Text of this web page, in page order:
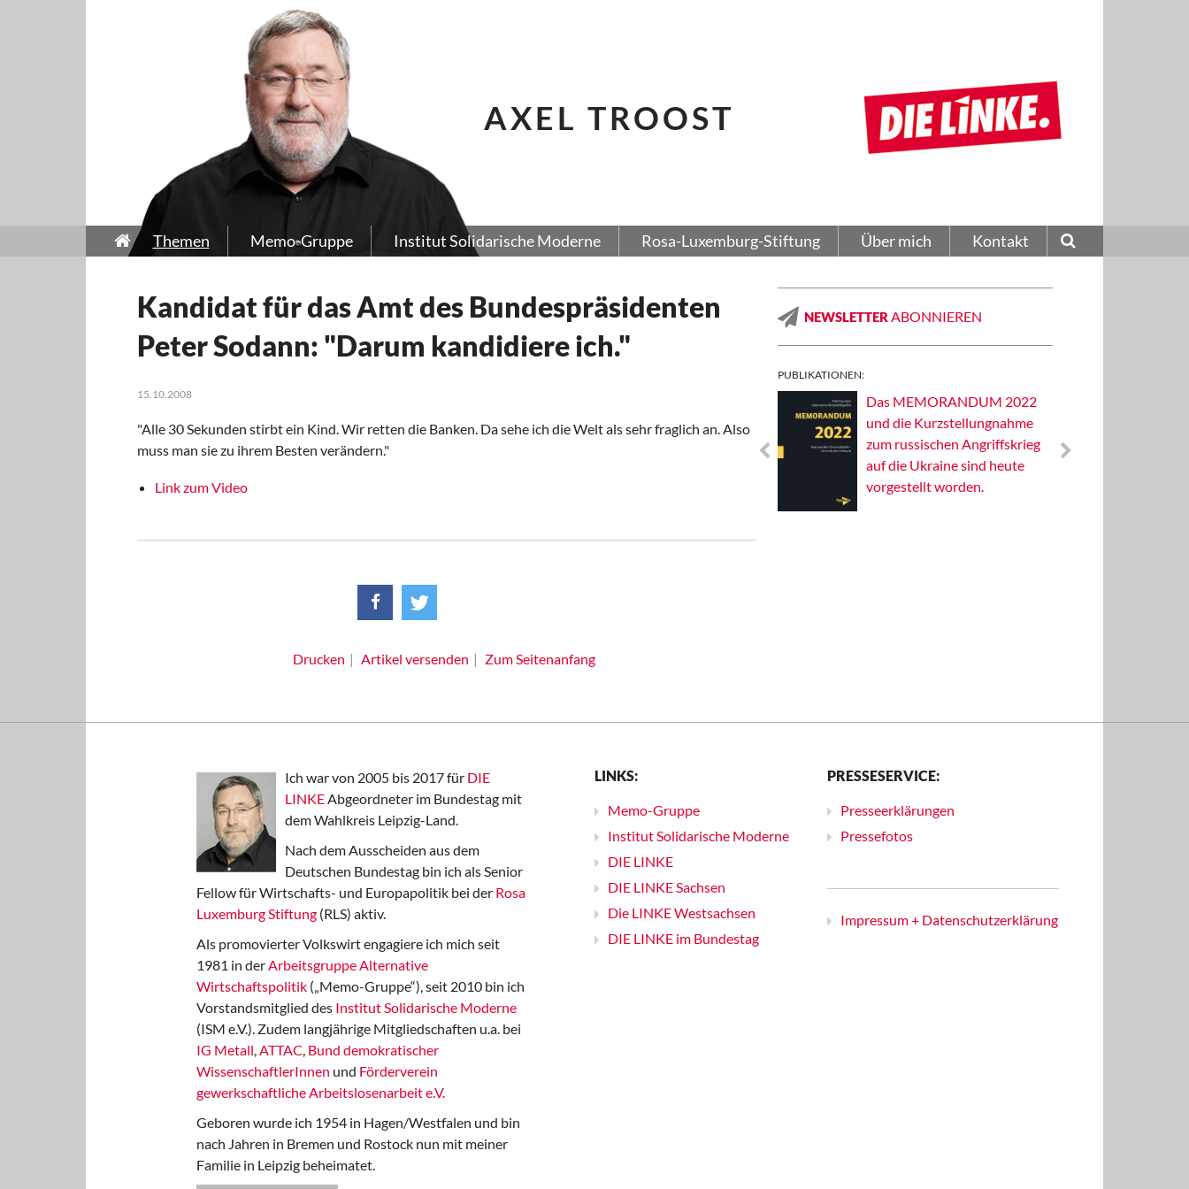
AXEL TROOST
Themen Memo-Gruppe Institut Solidarische Moderne Rosa-Luxemburg-Stiftung Über mich Kontakt
Kandidat für das Amt des Bundespräsidenten
Peter Sodann: "Darum kandidiere ich."
15.10.2008
"Alle 30 Sekunden stirbt ein Kind. Wir retten die Banken. Da sehe ich die Welt als sehr fraglich an. Also
muss man sie zu ihrem Besten verändern."
Link zum Video
Drucken Artikel versenden Zum Seitenanfang
NEWSLETTER ABONNIEREN
PUBLIKATIONEN:
Mosaiklinke Perspektiven
Das MEMORANDUM 2022
und die Kurzstellungnahme
zum russischen Angriffskrieg
auf die Ukraine sind heute
vorgestellt worden.
Ich war von 2005 bis 2017 für DIE
LINKEAbgeordneter im Bundestag mit
dem Wahlkreis Leipzig-Land.
Nach dem Ausscheiden aus dem
Deutschen Bundestag bin ich als Senior
Fellow für Wirtschafts- und Europapolitik bei der Rosa
Luxemburg Stiftung (RLS) aktiv.
Als promovierter Volkswirt engagiere ich mich seit
1981 in derArbeitsgruppe Alternative
Wirtschaftspolitik („Memo-Gruppe“), seit 2010 bin ich
Vorstandsmitglied des Institut Solidarische Moderne
(ISM e.V.). Zudem langjährige Mitgliedschaften u.a. bei
IG Metall,ATTAC, Bund demokratischer
WissenschaftlerInnen und Förderverein
gewerkschaftliche Arbeitslosenarbeit e.V.
Geboren wurde ich 1954 in Hagen/Westfalen und bin
nach Jahren in Bremen und Rostock nun mit meiner
Familie in Leipzig beheimatet.
LINKS:
Memo-Gruppe
Institut Solidarische Moderne
DIE LINKE
DIE LINKE Sachsen
Die LINKE Westsachsen
DIE LINKE im Bundestag
PRESSESERVICE:
Presseerklärungen
Pressefotos
Impressum + Datenschutzerklärung